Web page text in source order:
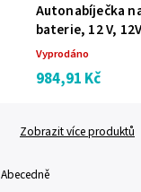
Autonabíječka
baterie, 12 V,
Vyprodáno
984,91 Kč
Zobrazit více produktů
Abecedně